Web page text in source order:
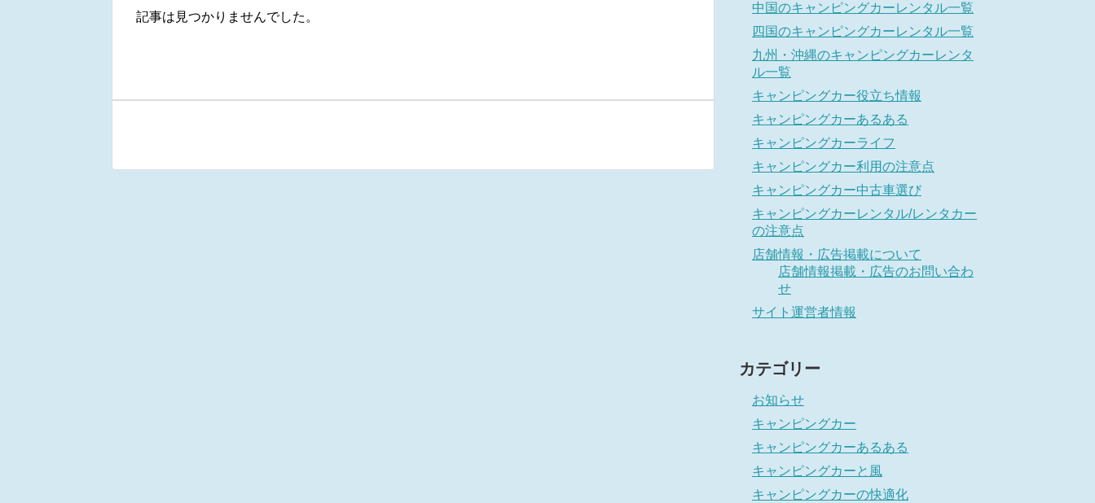
記事は見つかりませんでした。
中国のキャンピングカーレンタル一覧
四国のキャンピングカーレンタル一覧
九州・沖縄のキャンピングカーレンタ
ル一覧
キャンピングカー役立ち情報
キャンピングカーあるある
キャンピングカーライフ
キャンピングカー利用の注意点
キャンピングカー中古車選び
キャンピングカーレンタル/レンタカー
の注意点
店舗情報・広告掲載について
店舗情報掲載・広告のお問い合わ
せ
サイト運営者情報
カテゴリー
お知らせ
キャンピングカー
キャンピングカーあるある
キャンピングカーと風
キャンピングカーの快適化